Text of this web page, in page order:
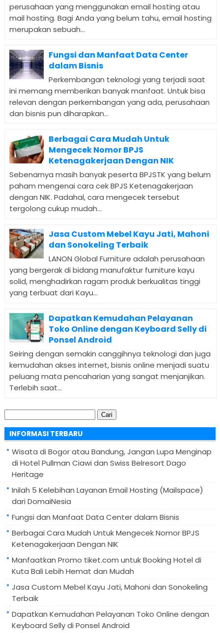
perusahaan yang menggunakan email hosting atau
mail hosting. Bagi Anda yang belum tahu, email hosting
merupakan sebuah...
Fungsi dan Manfaat Data Center
dalam Bisnis
Perkembangan teknologi yang terjadi saat
ini memang memberikan banyak manfaat. Untuk bisa
relevan dengan perkembangan yang ada, perusahaan
dan bisnis pun diharapkan...
Berbagai Cara Mudah Untuk
Mengecek Nomor BPJS
Ketenagakerjaan Dengan NIK
Sebenarnya masih banyak peserta BPJSTK yang belum
paham mengenai cara cek BPJS Ketenagakerjaan
dengan NIK. Padahal, cara mengecek tersebut
tergolong cukup mudah...
Jasa Custom Mebel Kayu Jati, Mahoni
dan Sonokeling Terbaik
LANON Global Furniture adalah perusahaan
yang bergerak di bidang manufaktur furniture kayu
solid, menghadirkan ragam produk berkualitas tinggi
yang terbuat dari Kayu...
Dapatkan Kemudahan Pelayanan
Toko Online dengan Keyboard Selly di
Ponsel Android
Seiring dengan semakin canggihnya teknologi dan juga
kemudahan akses internet, bisnis online menjadi suatu
peluang mata pencaharian yang sangat menjanjikan.
Terlebih saat...
untuk:
INFORMASI TERBARU
Wisata di Bogor atau Bandung, Jangan Lupa Menginap
di Hotel Pullman Ciawi dan Swiss Belresort Dago
Heritage
Inilah 5 Kelebihan Layanan Email Hosting (Mailspace)
dari DomaiNesia
Fungsi dan Manfaat Data Center dalam Bisnis
Berbagai Cara Mudah Untuk Mengecek Nomor BPJS
Ketenagakerjaan Dengan NIK
Manfaatkan Promo tiket.com untuk Booking Hotel di
Kuta Bali Lebih Hemat dan Mudah
Jasa Custom Mebel Kayu Jati, Mahoni dan Sonokeling
Terbaik
Dapatkan Kemudahan Pelayanan Toko Online dengan
Keyboard Selly di Ponsel Android